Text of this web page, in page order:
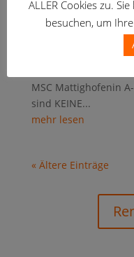
en in Sollern statt.
MSC Race 2.0, ein
auch für Fahrer
MSC Mattighofenin
sind KEINE...
mehr lesen
« Ältere Einträge
ALLER Cookies zu.
besuchen, um